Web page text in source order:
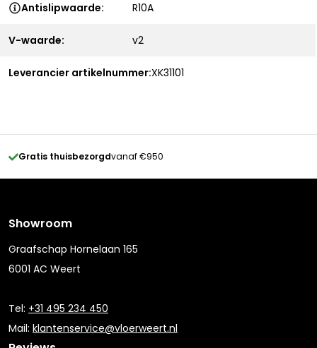
Antislipwaarde: R10A
V-waarde: v2
Leverancier artikelnummer:XK31101
Gratis thuisbezorgdvanaf €950
Showroom
Graafschap Hornelaan 165
6001 AC Weert
Tel: +31 495 234 450
Mail: klantenservice@vloerweert.nl